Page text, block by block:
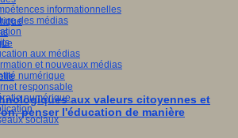
informationnelles
des médias
aux médias
et nouveaux médias
numérique
responsable
numérique
sociaux
aux valeurs citoyennes et
penser l'éducation de manière